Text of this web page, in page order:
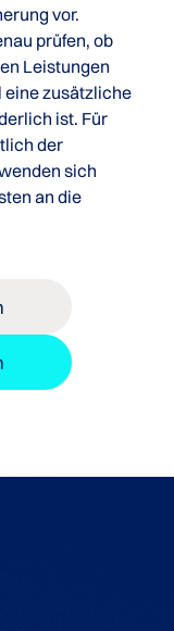
vor.
prüfen, ob
Leistungen
eine zusätzliche
ist. Für
der
sich
an die